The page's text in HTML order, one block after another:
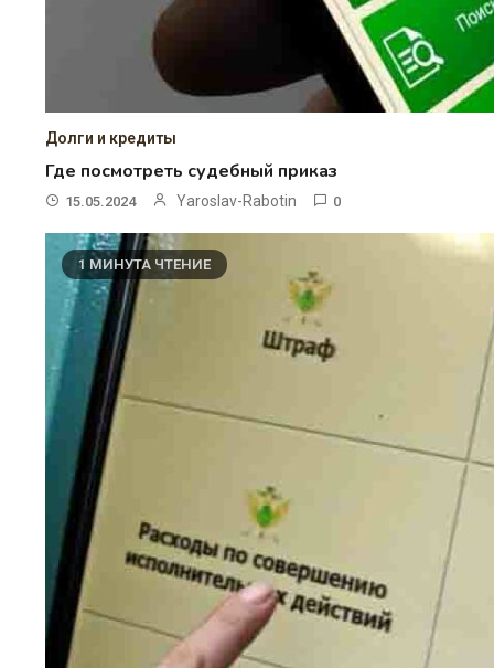
Долги и кредиты
Где посмотреть судебный приказ
15.05.2024 Yaroslav-Rabotin 0
1 МИНУТА ЧТЕНИЕ